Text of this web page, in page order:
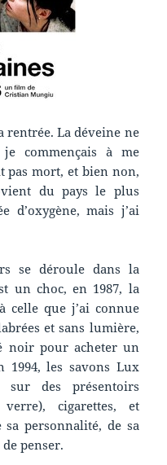
La déveine ne
commençais à me
pas mort, et bien non,
du pays le plus
d’oxygène, mais j’ai
se déroule dans la
un choc, en 1987, la
celle que j’ai connue
et sans lumière,
noir pour acheter un
les savons Lux
des présentoirs
cigarettes, et
personnalité, de sa
penser.